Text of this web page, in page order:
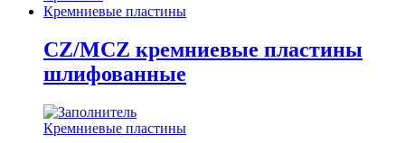
Кремниевые пластины
CZ/MCZ кремниевые пластины
шлифованные
Кремниевые пластины